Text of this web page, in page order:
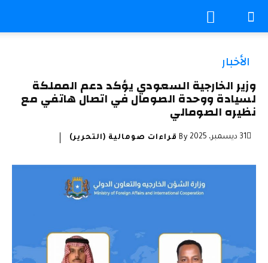
الأخبار
وزير الخارجية السعودي يؤكد دعم المملكة
لسيادة ووحدة الصومال في اتصال هاتفي مع
نظيره الصومالي
31 ديسمبر، 2025 By قراءات صومالية (التحرير)